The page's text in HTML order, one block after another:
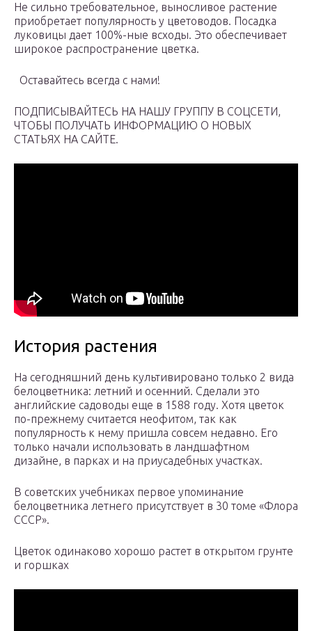
Не сильно требовательное, выносливое растение
приобретает популярность у цветоводов. Посадка
луковицы дает 100%-ные всходы. Это обеспечивает
широкое распространение цветка.
Оставайтесь всегда с нами!
ПОДПИСЫВАЙТЕСЬ НА НАШУ ГРУППУ В СОЦСЕТИ,
ЧТОБЫ ПОЛУЧАТЬ ИНФОРМАЦИЮ О НОВЫХ
СТАТЬЯХ НА САЙТЕ.
История растения
На сегодняшний день культивировано только 2 вида
белоцветника: летний и осенний. Сделали это
английские садоводы еще в 1588 году. Хотя цветок
по-прежнему считается неофитом, так как
популярность к нему пришла совсем недавно. Его
только начали использовать в ландшафтном
дизайне, в парках и на приусадебных участках.
В советских учебниках первое упоминание
белоцветника летнего присутствует в 30 томе «Флора
СССР».
Цветок одинаково хорошо растет в открытом грунте
и горшках